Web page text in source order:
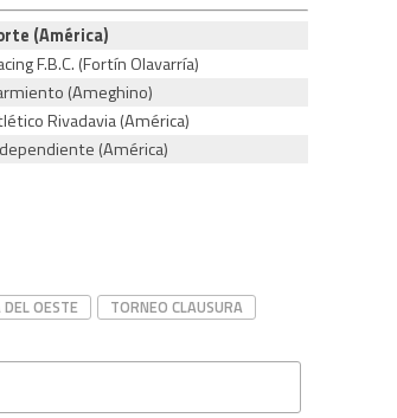
(América)
F.B.C. (Fortín Olavarría)
(Ameghino)
Rivadavia (América)
(América)
DEL OESTE TORNEO CLAUSURA